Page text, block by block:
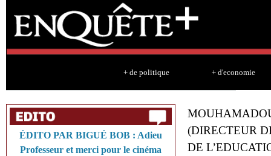
+ de politique + d'economie
ÉDITO PAR BIGUÉ BOB : Adieu
Professeur et merci pour le cinéma
(DIRECTEUR
DE